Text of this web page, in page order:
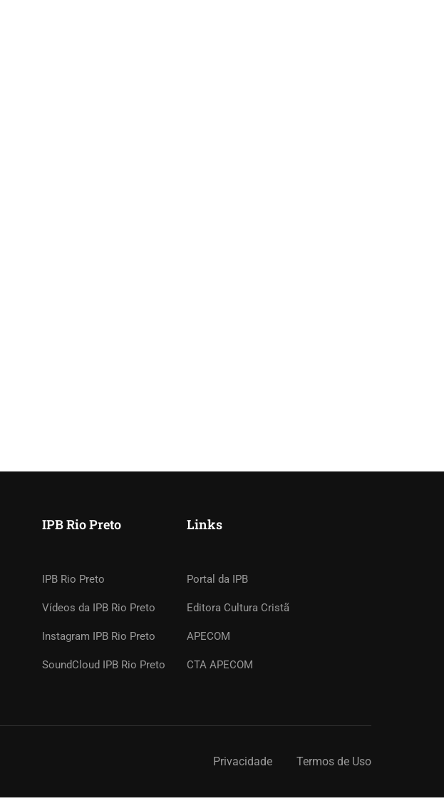
IPB Rio Preto
IPB Rio Preto
Vídeos da IPB Rio Preto
Instagram IPB Rio Preto
SoundCloud IPB Rio Preto
Links
Portal da IPB
Editora Cultura Cristã
APECOM
CTA APECOM
Privacidade Termos de Uso
presencial.